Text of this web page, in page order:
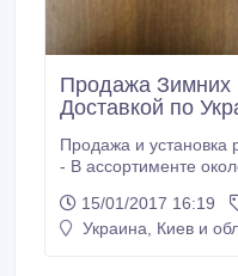
Продажа Зимних
Доставкой по
Продажа и установка
- В ассортименте
рыночной - Доставка
Оплата при
15/01/2017 16:19
Украина, Киев и